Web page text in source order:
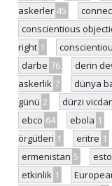
askerler 45
conscientious
right 1
darbe 76 derin
askerlik 7 dünya
günü 2 dürzi
ebco 64 ebola 1
örgütleri 1 eritre 1
ermenistan 5
etkinlik 1